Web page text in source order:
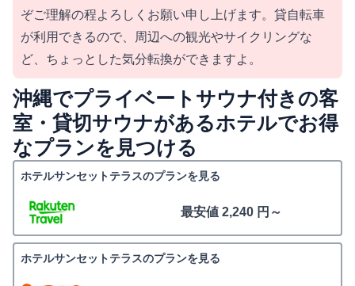
ぞご理解の程よろしくお願い申し上げます。貸自転車
が利用できるので、周辺への観光やサイクリングな
ど、ちょっとした気分転換ができますよ。
沖縄でプライベートサウナ付きの客
室・貸切サウナがあるホテルでお得
なプランを見つける
ホテルサンセットテラスのプランを見る
最安値 2,240 円～
ホテルサンセットテラスのプランを見る